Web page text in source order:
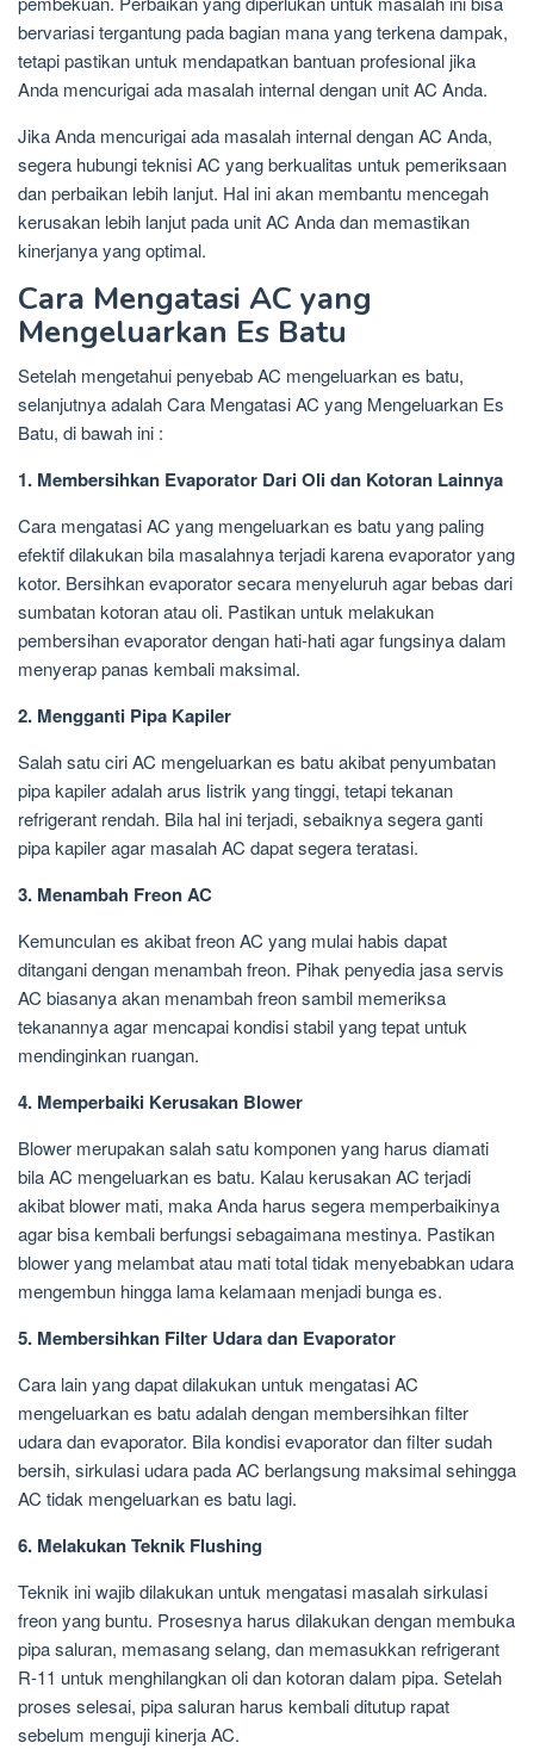
bervariasi tergantung pada bagian mana yang terkena dampak,
tetapi pastikan untuk mendapatkan bantuan profesional jika
Anda mencurigai ada masalah internal dengan unit AC Anda.
Jika Anda mencurigai ada masalah internal dengan AC Anda,
segera hubungi teknisi AC yang berkualitas untuk pemeriksaan
dan perbaikan lebih lanjut. Hal ini akan membantu mencegah
kerusakan lebih lanjut pada unit AC Anda dan memastikan
kinerjanya yang optimal.
Cara Mengatasi AC yang
Mengeluarkan Es Batu
Setelah mengetahui penyebab AC mengeluarkan es batu,
selanjutnya adalah Cara Mengatasi AC yang Mengeluarkan Es
Batu, di bawah ini :
1. Membersihkan Evaporator Dari Oli dan Kotoran Lainnya
Cara mengatasi AC yang mengeluarkan es batu yang paling
efektif dilakukan bila masalahnya terjadi karena evaporator yang
kotor. Bersihkan evaporator secara menyeluruh agar bebas dari
sumbatan kotoran atau oli. Pastikan untuk melakukan
pembersihan evaporator dengan hati-hati agar fungsinya dalam
menyerap panas kembali maksimal.
2. Mengganti Pipa Kapiler
Salah satu ciri AC mengeluarkan es batu akibat penyumbatan
pipa kapiler adalah arus listrik yang tinggi, tetapi tekanan
refrigerant rendah. Bila hal ini terjadi, sebaiknya segera ganti
pipa kapiler agar masalah AC dapat segera teratasi.
3. Menambah Freon AC
Kemunculan es akibat freon AC yang mulai habis dapat
ditangani dengan menambah freon. Pihak penyedia jasa servis
AC biasanya akan menambah freon sambil memeriksa
tekanannya agar mencapai kondisi stabil yang tepat untuk
mendinginkan ruangan.
4. Memperbaiki Kerusakan Blower
Blower merupakan salah satu komponen yang harus diamati
bila AC mengeluarkan es batu. Kalau kerusakan AC terjadi
akibat blower mati, maka Anda harus segera memperbaikinya
agar bisa kembali berfungsi sebagaimana mestinya. Pastikan
blower yang melambat atau mati total tidak menyebabkan udara
mengembun hingga lama kelamaan menjadi bunga es.
5. Membersihkan Filter Udara dan Evaporator
Cara lain yang dapat dilakukan untuk mengatasi AC
mengeluarkan es batu adalah dengan membersihkan filter
udara dan evaporator. Bila kondisi evaporator dan filter sudah
bersih, sirkulasi udara pada AC berlangsung maksimal sehingga
AC tidak mengeluarkan es batu lagi.
6. Melakukan Teknik Flushing
Teknik ini wajib dilakukan untuk mengatasi masalah sirkulasi
freon yang buntu. Prosesnya harus dilakukan dengan membuka
pipa saluran, memasang selang, dan memasukkan refrigerant
R-11 untuk menghilangkan oli dan kotoran dalam pipa. Setelah
proses selesai, pipa saluran harus kembali ditutup rapat
sebelum menguji kinerja AC.